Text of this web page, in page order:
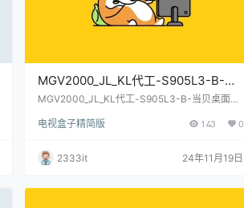
MGV2000_JL_KL代工-S905L3-B-当
贝桌面线刷固件包-内有短接点和教程
MGV2000_JL_KL代工-S905L3-B-当贝桌面线
电视盒子精简版
143 0
2333it 24年11月19日